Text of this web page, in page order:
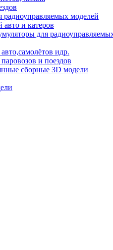
моделей
и катеров
для
идр.
и поездов
сборные 3D модели